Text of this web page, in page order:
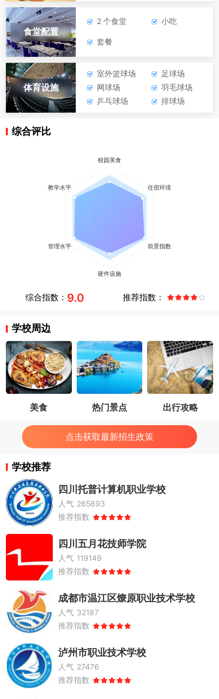
食堂配置
2 个食堂 小吃
套餐
体育设施
室外篮球场
足球场
网球场
羽毛球场
乒乓球场
排球场
综合评比
综合指数： 9.0 推荐指数：
学校周边
美食 热门景点 出行攻略
点击获取最新招生政策
学校推荐
四川托普计算机职业学校
人气 265893
推荐指数
四川五月花技师学院
人气 119149
推荐指数
成都市温江区燎原职业技术学校
人气 32187
推荐指数
泸州市职业技术学校
人气 27476
推荐指数